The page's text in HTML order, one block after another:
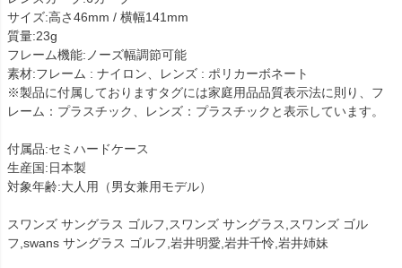
サイズ:高さ46mm / 横幅141mm
質量:23g
フレーム機能:ノーズ幅調節可能
素材:フレーム : ナイロン、レンズ : ポリカーボネート
※製品に付属しておりますタグには家庭用品品質表示法に則り、フ
レーム：プラスチック、レンズ：プラスチックと表示しています。
付属品:セミハードケース
生産国:日本製
対象年齢:大人用（男女兼用モデル）
スワンズ サングラス ゴルフ,スワンズ サングラス,スワンズ ゴル
フ,swans サングラス ゴルフ,岩井明愛,岩井千怜,岩井姉妹